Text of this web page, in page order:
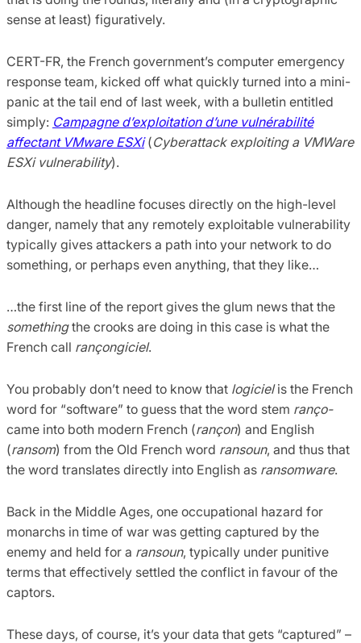
sense at least) figuratively.
CERT-FR, the French government’s computer emergency
response team, kicked off what quickly turned into a mini-
panic at the tail end of last week, with a bulletin entitled
simply: Campagne d’exploitation d’une vulnérabilité
affectant VMware ESXi(Cyberattack exploiting a VMWare
ESXi vulnerability).
Although the headline focuses directly on the high-level
danger, namely that any remotely exploitable vulnerability
typically gives attackers a path into your network to do
something, or perhaps even anything, that they like…
…the first line of the report gives the glum news that the
somethingthe crooks are doing in this case is what the
French call rançongiciel.
You probably don’t need to know that logicielis the French
word for “software” to guess that the word stem ranço-
came into both modern French (rançon) and English
(ransom) from the Old French word ransoun, and thus that
the word translates directly into English as ransomware.
Back in the Middle Ages, one occupational hazard for
monarchs in time of war was getting captured by the
enemy and held for a ransoun, typically under punitive
terms that effectively settled the conflict in favour of the
captors.
These days, of course, it’s your data that gets “captured” –